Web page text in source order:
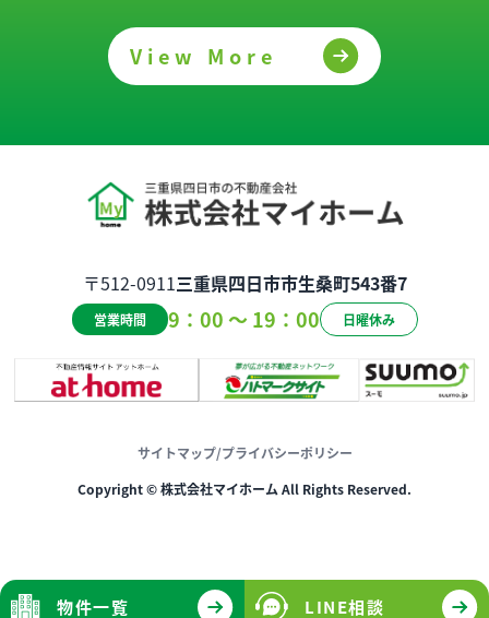
物件一覧 LINE相談
View More
〒512-0911三重県四日市市生桑町543番7
営業時間 9：00 ～ 19：00 日曜休み
サイトマップ/プライバシーポリシー
Copyright © 株式会社マイホーム All Rights Reserved.